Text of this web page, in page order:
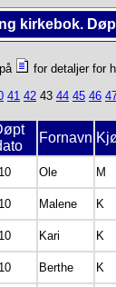
kirkebok.
for detaljer for
41 42 43 44 45 46
Fornavn
Ole M
Malene K
Kari K
Berthe K